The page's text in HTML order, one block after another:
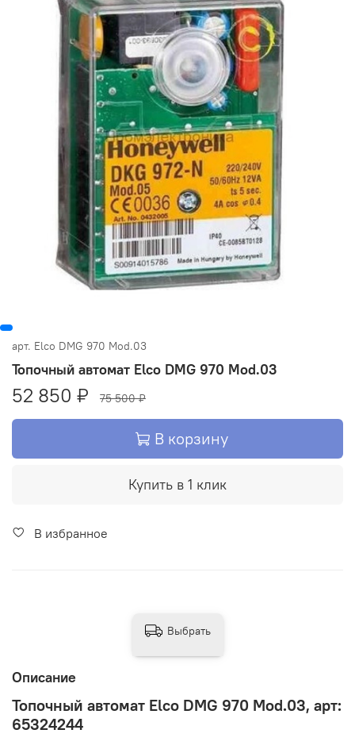
арт. Elco DMG 970 Mod.03
Топочный автомат Elco DMG 970 Mod.03
52 850 ₽ 75 500 ₽
В корзину
Купить в 1 клик
В избранное
Описание
Топочный автомат Elco DMG 970 Mod.03, арт:
65324244
Выбрать